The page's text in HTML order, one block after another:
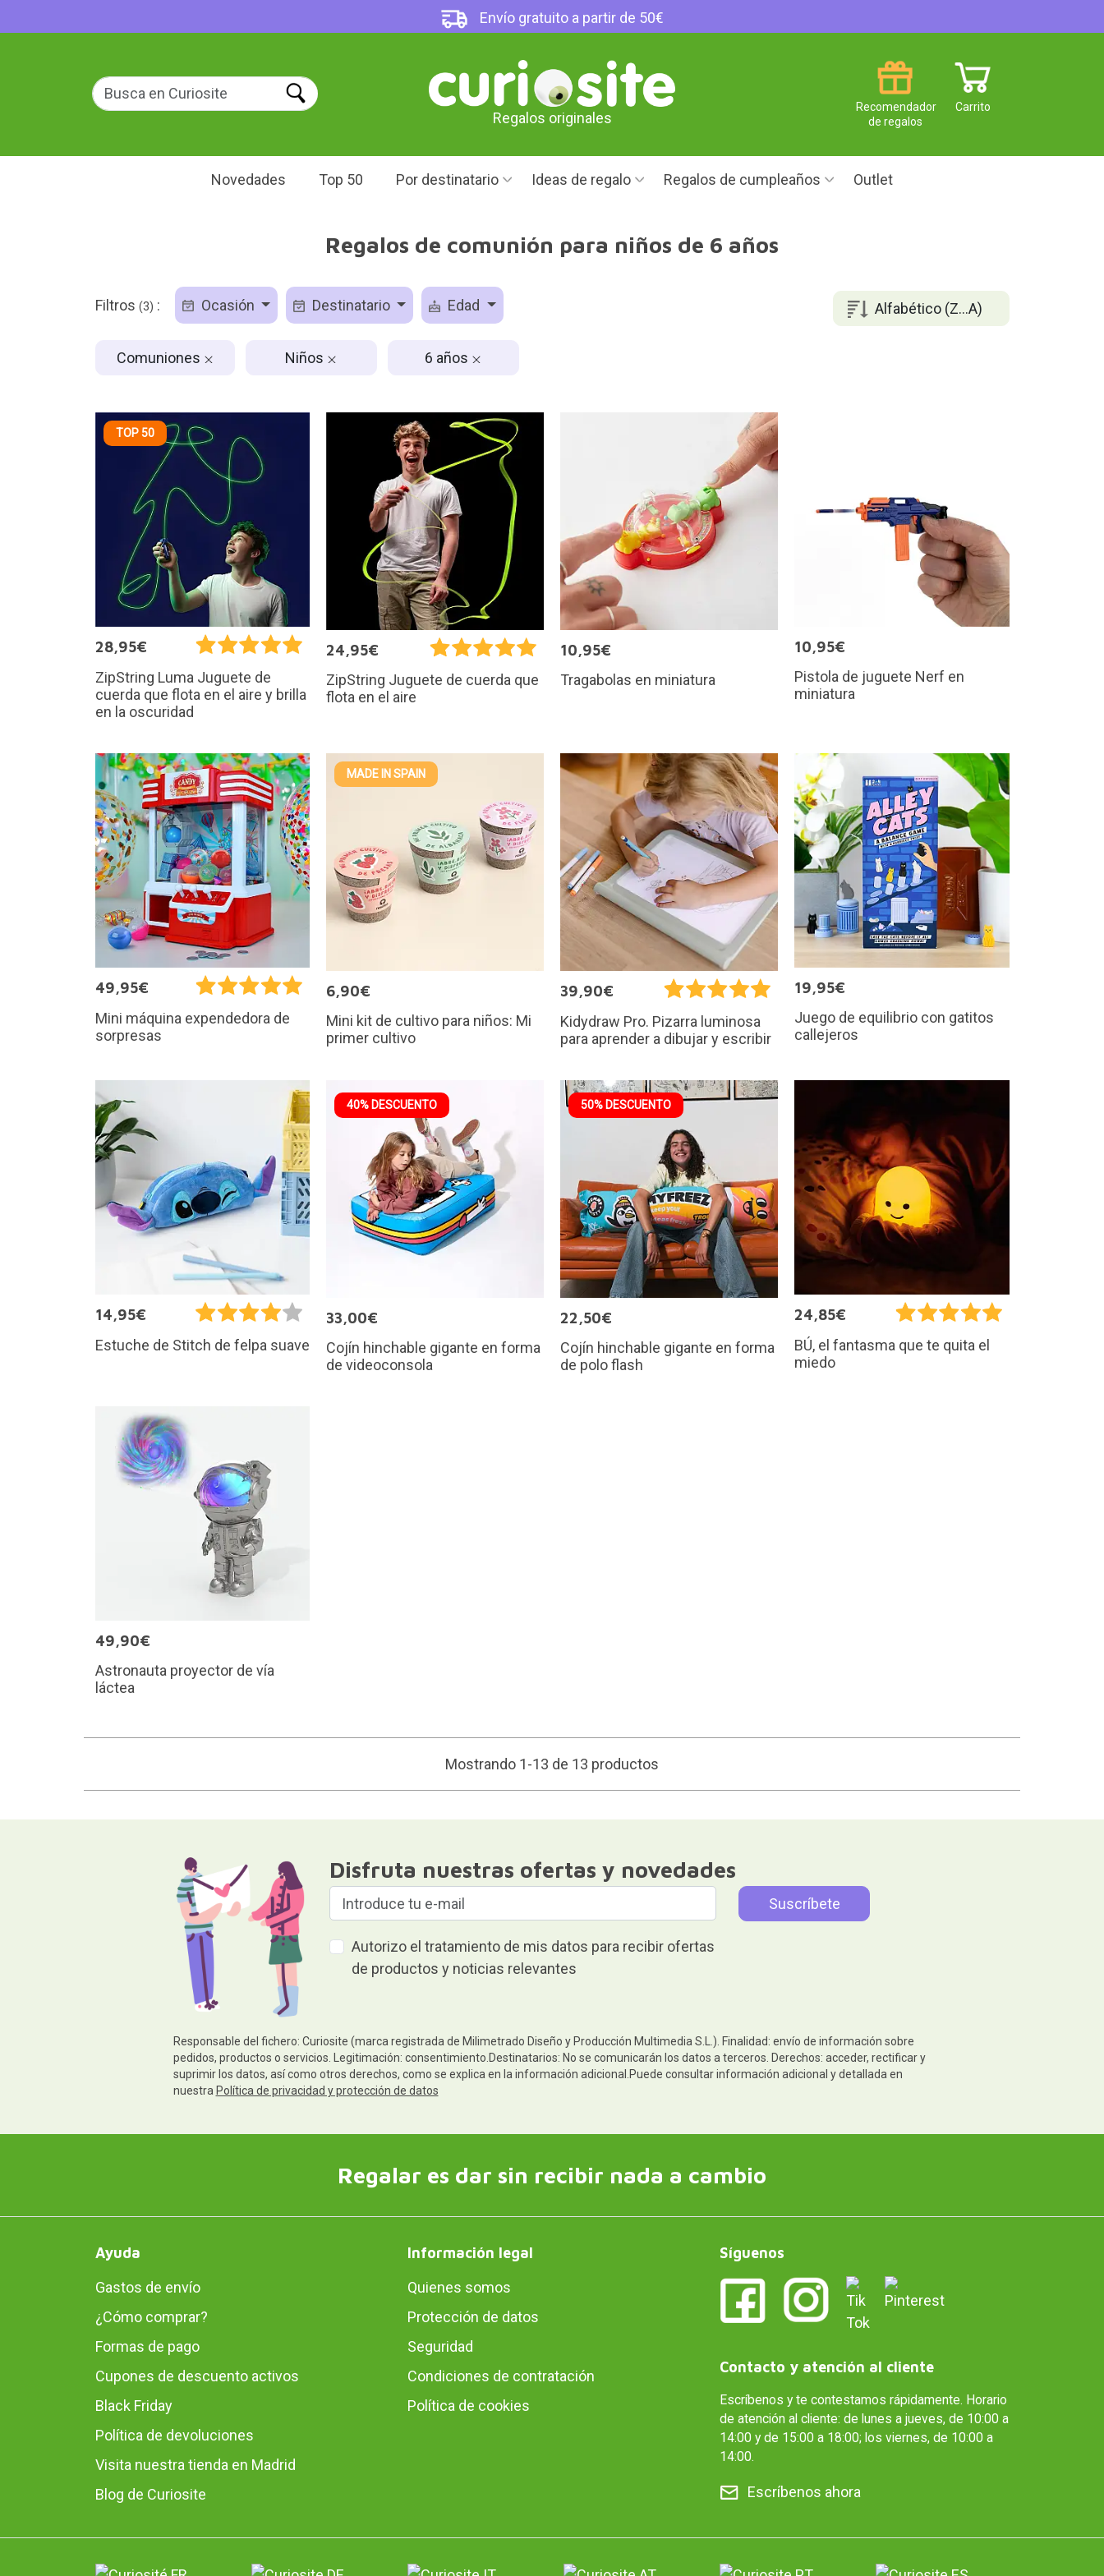
Envío gratuito a partir de 50€
Regalos originales
Carrito
Recomendador
de regalos
Novedades Top 50 Por destinatario Ideas de regalo Regalos de cumpleaños Outlet
Regalos de comunión para niños de 6 años
Alfabético (Z...A)
Filtros (3) : Ocasión Destinatario Edad
Comuniones Niños 6 años
TOP 50
28,95€
ZipString Luma Juguete de
cuerda que flota en el aire y brilla
en la oscuridad
24,95€
ZipString Juguete de cuerda que
flota en el aire
10,95€
Tragabolas en miniatura
10,95€
Pistola de juguete Nerf en
miniatura
49,95€
Mini máquina expendedora de
sorpresas
MADE IN SPAIN
6,90€
Mini kit de cultivo para niños: Mi
primer cultivo
39,90€
Kidydraw Pro. Pizarra luminosa
para aprender a dibujar y escribir
19,95€
Juego de equilibrio con gatitos
callejeros
14,95€
Estuche de Stitch de felpa suave
40% DESCUENTO
33,00€
Cojín hinchable gigante en forma
de videoconsola
50% DESCUENTO
22,50€
Cojín hinchable gigante en forma
de polo flash
24,85€
BÚ, el fantasma que te quita el
miedo
49,90€
Astronauta proyector de vía
láctea
Mostrando 1-13 de 13 productos
Disfruta nuestras ofertas y novedades
Autorizo el tratamiento de mis datos para recibir ofertas
de productos y noticias relevantes
Responsable del fichero: Curiosite (marca registrada de Milimetrado Diseño y Producción Multimedia S.L.). Finalidad: envío de información sobre
pedidos, productos o servicios. Legitimación: consentimiento.Destinatarios: No se comunicarán los datos a terceros. Derechos: acceder, rectificar y
suprimir los datos, así como otros derechos, como se explica en la información adicional.Puede consultar información adicional y detallada en
nuestra Política de privacidad y protección de datos
Regalar es dar sin recibir nada a cambio
Ayuda
Gastos de envío
¿Cómo comprar?
Formas de pago
Cupones de descuento activos
Black Friday
Política de devoluciones
Visita nuestra tienda en Madrid
Blog de Curiosite
Información legal
Quienes somos
Protección de datos
Seguridad
Condiciones de contratación
Política de cookies
Síguenos
Contacto y atención al cliente
Escríbenos y te contestamos rápidamente. Horario
de atención al cliente: de lunes a jueves, de 10:00 a
14:00 y de 15:00 a 18:00; los viernes, de 10:00 a
14:00.
Escríbenos ahora